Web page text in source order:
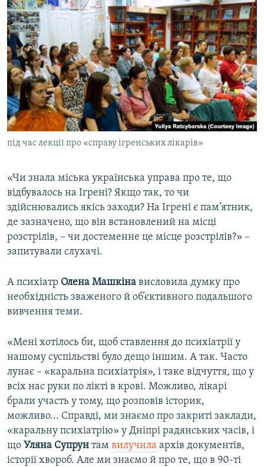
під час лекції про «справу ігренських лікарів»
«Чи знала міська українська управа про те, що
відбувалось на Ігрені? Якщо так, то чи
здійснювались якісь заходи? На Ігрені є пам’ятник,
де зазначено, що він встановлений на місці
розстрілів, – чи достеменне це місце розстрілів?» –
запитували слухачі.
А психіатр Олена Машкіна висловила думку про
необхідність зваженого й об’єктивного подальшого
вивчення теми.
«Мені хотілось би, щоб ставлення до психіатрії у
нашому суспільстві було дещо іншим. А так. Часто
лунає – «каральна психіатрія», і таке відчуття, що у
всіх нас руки по лікті в крові. Можливо, лікарі
брали участь у тому, що розповів історик,
можливо... Справді, ми знаємо про закриті заклади,
«каральну психіатрію» у Дніпрі радянських часів, і
що Уляна Супрун там вилучила архів документів,
історії хвороб. Але ми знаємо й про те, що в 90-ті